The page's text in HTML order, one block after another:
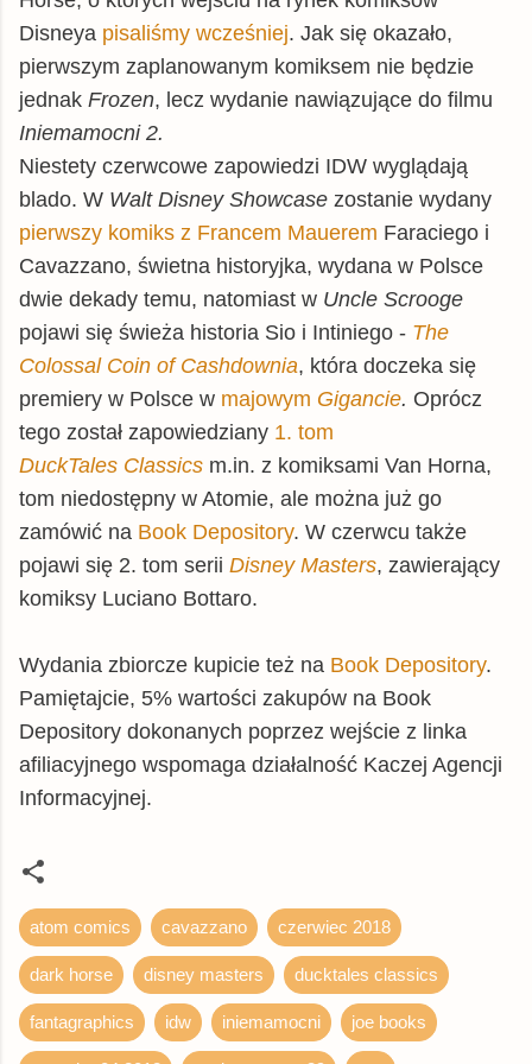
Disneya pisaliśmy wcześniej. Jak się okazało,
pierwszym zaplanowanym komiksem nie będzie
jednak Frozen, lecz wydanie nawiązujące do filmu
Iniemamocni 2.
Niestety czerwcowe zapowiedzi IDW wyglądają
blado. W Walt Disney Showcase zostanie wydany
pierwszy komiks z Francem Mauerem Faraciego i
Cavazzano, świetna historyjka, wydana w Polsce
dwie dekady temu, natomiast w Uncle Scrooge
pojawi się świeża historia Sio i Intiniego - The
Colossal Coin of Cashdownia, która doczeka się
premiery w Polsce w majowym Gigancie. Oprócz
tego został zapowiedziany 1. tom
DuckTales Classics m.in. z komiksami Van Horna,
tom niedostępny w Atomie, ale można już go
zamówić na Book Depository. W czerwcu także
pojawi się 2. tom serii Disney Masters, zawierający
komiksy Luciano Bottaro.
Wydania zbiorcze kupicie też na Book Depository.
Pamiętajcie, 5% wartości zakupów na Book
Depository dokonanych poprzez wejście z linka
afiliacyjnego wspomaga działalność Kaczej Agencji
Informacyjnej.
atom comics cavazzano czerwiec 2018
dark horse disney masters ducktales classics
fantagraphics idw iniemamocni joe books